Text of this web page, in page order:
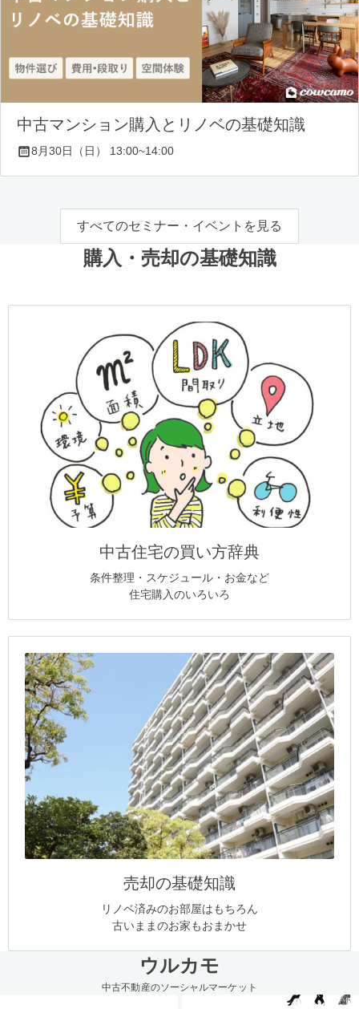
中古マンション購入とリノベの基礎知識
8月30日（日） 13:00~14:00
すべてのセミナー・イベントを見る
購入・売却の基礎知識
中古住宅の買い方辞典
条件整理・スケジュール・お金など
住宅購入のいろいろ
売却の基礎知識
リノベ済みのお部屋はもちろん
古いままのお家もおまかせ
ウルカモ
中古不動産のソーシャルマーケット